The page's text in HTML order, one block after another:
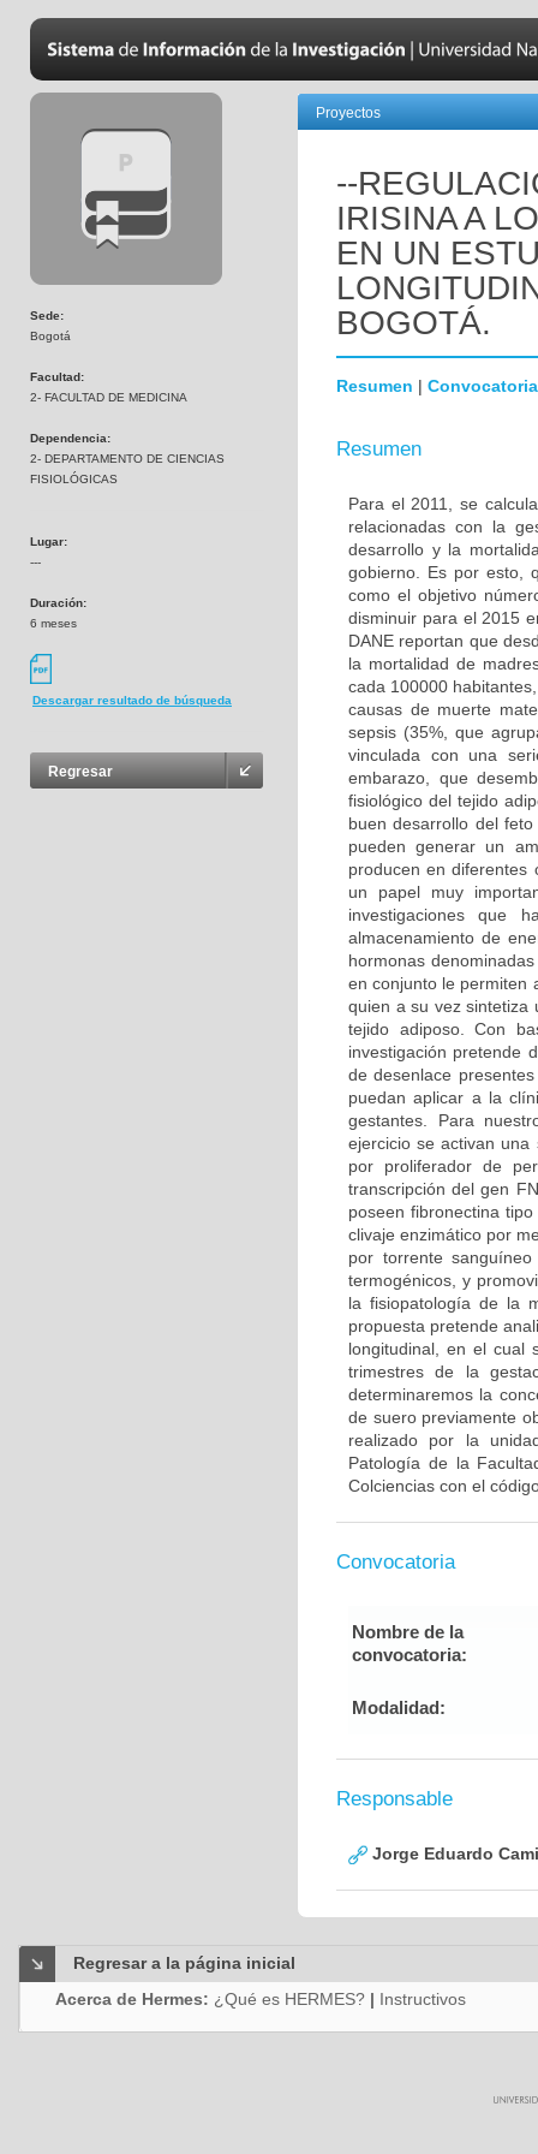
Sede:
Bogotá
Facultad:
2- FACULTAD DE MEDICINA
Dependencia:
2- DEPARTAMENTO DE CIENCIAS
FISIOLÓGICAS
Lugar:
---
Duración:
6 meses
Descargar resultado de búsqueda
Regresar
Proyectos
--
IRISINA A
EN UN
BOGOTÁ.
Resumen | Convocatoria
Resumen
Para el 2011, se
relacionadas con la
desarrollo y la
gobierno. Es por esto,
como el objetivo
disminuir para el 2015
DANE reportan que
la mortalidad de
cada 100000
causas de muerte
sepsis (35%, que
vinculada con una
embarazo, que
fisiológico del tejido
buen desarrollo del
pueden generar un
producen en diferentes
un papel muy
investigaciones que
almacenamiento de
hormonas
en conjunto le permiten
quien a su vez sintetiza
tejido adiposo. Con
investigación pretende
de desenlace
puedan aplicar a la
gestantes. Para
ejercicio se activan
por proliferador de
transcripción del gen
poseen fibronectina
clivaje enzimático por
por torrente
termogénicos, y
la fisiopatología de la
propuesta pretende
longitudinal, en el cual
trimestres de la
determinaremos la
de suero previamente
realizado por la
Patología de la
Colciencias con el
Convocatoria
Nombre de la
convocatoria:
Modalidad:
Responsable
Jorge Eduardo
Regresar a la página inicial
Acerca de Hermes: ¿Qué es HERMES? | Instructivos